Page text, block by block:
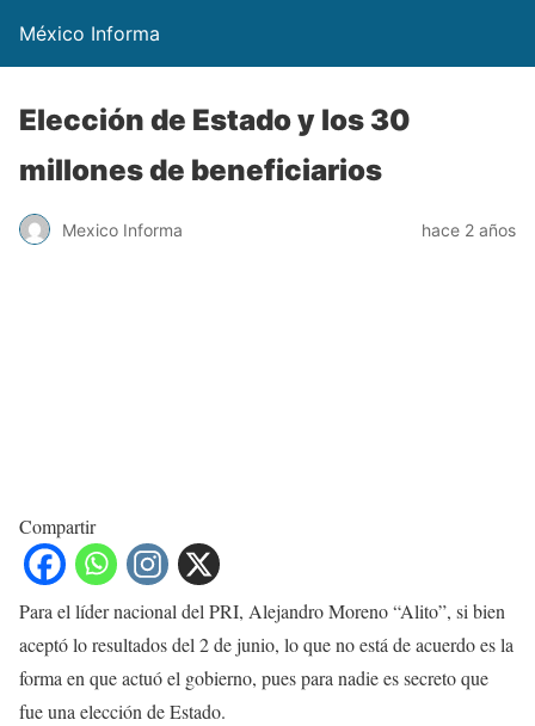
México Informa
Elección de Estado y los 30
millones de beneficiarios
Mexico Informa hace 2 años
Compartir
Para el líder nacional del PRI, Alejandro Moreno “Alito”, si bien
aceptó lo resultados del 2 de junio, lo que no está de acuerdo es la
forma en que actuó el gobierno, pues para nadie es secreto que
fue una elección de Estado.